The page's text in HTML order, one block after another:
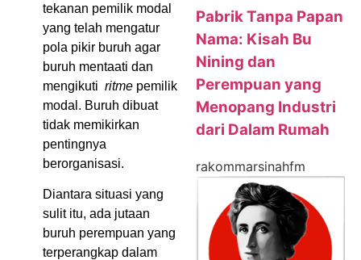
tekanan pemilik modal
yang telah mengatur
pola pikir buruh agar
buruh mentaati dan
mengikuti ritmepemilik
modal. Buruh dibuat
tidak memikirkan
pentingnya
berorganisasi.
Diantara situasi yang
sulit itu, ada jutaan
buruh perempuan yang
terperangkap dalam
Pabrik Tanpa Papan
Nama: Kisah Bu
Nining dan
Perempuan yang
Menopang Industri
dari Dalam Rumah
rakommarsinahfm